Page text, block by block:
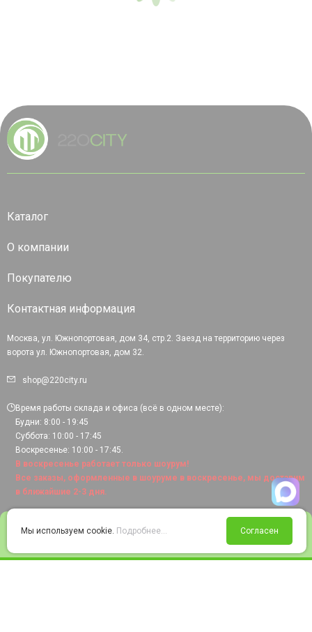
Войти Избранное Корзина
Каталог
О компании
Покупателю
Контактная информация
Москва, ул. Южнопортовая, дом 34, стр.2. Заезд на территорию через
ворота ул. Южнопортовая, дом 32.
shop@220city.ru
Время работы склада и офиса (всё в одном месте):
Будни: 8:00 - 19:45
Суббота: 10:00 - 17:45
Воскресенье: 10:00 - 17:45.
В воскресенье работает только шоурум!
Все заказы, оформленные в шоуруме в воскресенье, мы доставим
в ближайшие 2-3 дня.
Мы используем cookie. Подробнее... Согласен